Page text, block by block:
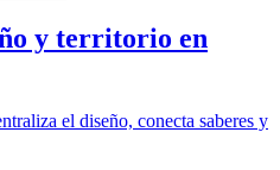
y territorio en
el diseño, conecta saberes y